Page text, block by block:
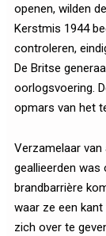
openen, wilden
Kerstmis 1944
controleren,
De Britse
oorlogsvoering.
opmars van het
Verzamelaar
geallieerden was
brandbarrière
waar ze een
zich over te